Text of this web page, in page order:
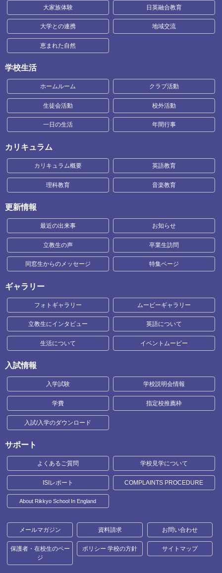
大家族体験 日英融合教育
大学との連携 地域交流
恵まれた自然
学校生活
ホームルーム クラブ活動
生徒会活動 校外活動
一日の生活 年間行事
カリキュラム
カリキュラム概要 英語教育
理科教育 音楽教育
更新情報
最近の出来事 お知らせ
立教生の声 卒業生訪問
同窓生からのメッセージ 特集ページ
ギャラリー
フォトギャラリー ムービーギャラリー
立教生にインタビュー 英語について
生活について イベントムービー
入試情報
入学試験 学校説明会情報
学費 指定校推薦枠
入試/入学のダウンロード
サポート
よくあるご質問 学校見学について
ISIレポート COMPLAINTS PROCEDURE
About Rikkyo School In England
メールマガジン 資料請求 お問い合わせ
保護者・在校生のペー
ジ
ポリシー 学校の方針 サイトマップ